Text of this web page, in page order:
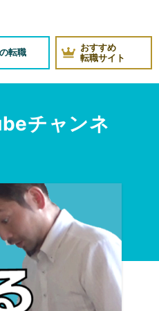
転職
おすすめ
転職サイト
チャンネ